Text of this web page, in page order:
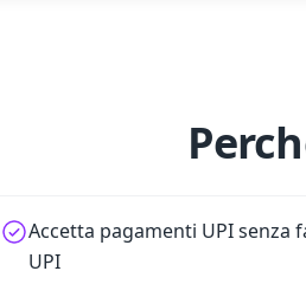
Accetta pagamenti UPI senza
UPI